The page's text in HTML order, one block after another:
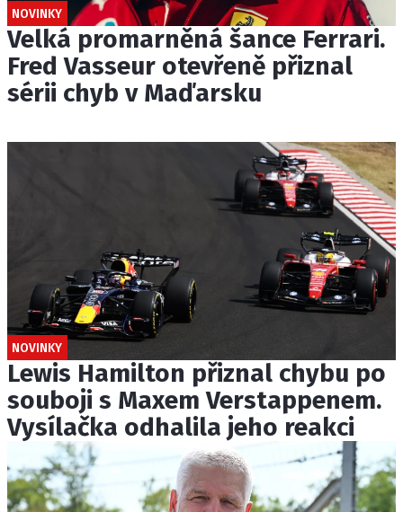
NOVINKY
Velká promarněná šance Ferrari.
Fred Vasseur otevřeně přiznal
sérii chyb v Maďarsku
NOVINKY
Lewis Hamilton přiznal chybu po
souboji s Maxem Verstappenem.
Vysílačka odhalila jeho reakci